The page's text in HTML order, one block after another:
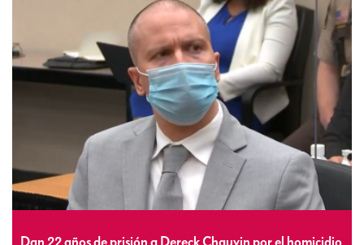
Dan 22 años de prisión a Dereck Chauvin por el homicidio